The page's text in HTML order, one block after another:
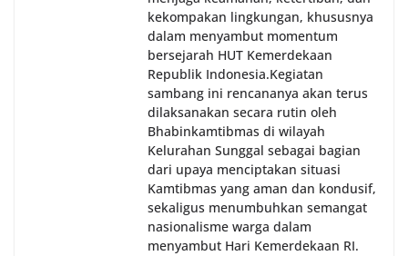
kekompakan lingkungan, khususnya
dalam menyambut momentum
bersejarah HUT Kemerdekaan
Republik Indonesia.‎Kegiatan
sambang ini rencananya akan terus
dilaksanakan secara rutin oleh
Bhabinkamtibmas di wilayah
Kelurahan Sunggal sebagai bagian
dari upaya menciptakan situasi
Kamtibmas yang aman dan kondusif,
sekaligus menumbuhkan semangat
nasionalisme warga dalam
menyambut Hari Kemerdekaan RI.